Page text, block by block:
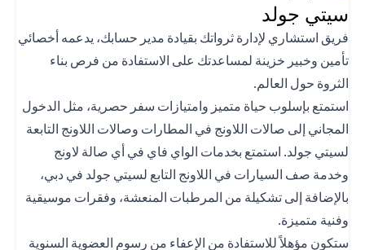
جولد
استشاري لإدارة ثرواتك بقيادة مدير حسابك، يدعمه أخصائي
وخبير خزينة لمساعدتك على الاستفادة من فرص بناء
حول العالم.
بإسلوب حياة متميز وامتيازات سفر حصرية، مثل الدخول
إلى صالات اللاونج في المطارات وصالات اللاونج التابعة
جولد. استمتع بخدمات الواي فاي في أي صالة لاونج
صف السيارات في اللاونج التابع لسيتي جولد في دبي،
إلى تشكيلة من المرطبات المنعشة، وفقرات موسيقية
متميزة.
مؤهلاً للاستفادة من الإعفاء من رسوم العضوية السنوية